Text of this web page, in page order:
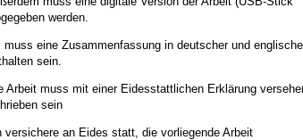
werden.
muss eine Zusammenfassung in deutscher und
sein.
Arbeit muss mit einer Eidesstattlichen Erklärung
sein
versichere an Eides statt, die vorliegende Arbeit